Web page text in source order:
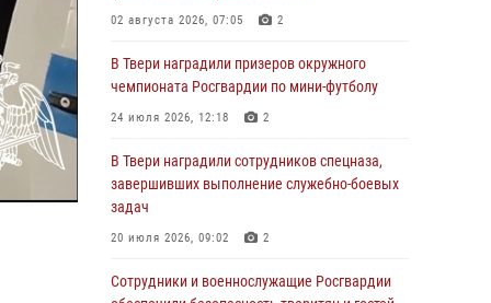
правонарушений за неделю в Тверской
27 июля 2026, 08:29
В Твери наградили призеров окружного
24 июля 2026, 12:18 2
Росгвардейцы оказали помощь водителю на
дороге в городе Кашин
02 августа 2026, 07:05 2
В Твери наградили призеров окружного
чемпионата Росгвардии по мини-футболу
24 июля 2026, 12:18 2
В Твери наградили сотрудников спецназа,
завершивших выполнение служебно-боевых
задач
20 июля 2026, 09:02 2
Сотрудники и военнослужащие Росгвардии